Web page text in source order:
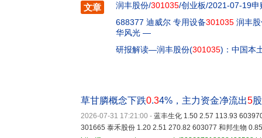
文章 润丰股份/301035/创业板/2021-07-19
688377 迪威尔 专用设备301035 润丰
华风光 —
研报解读—润丰股份(301035)：中国本
草甘膦概念下跌0.34%，主力资金净流出5股
2026-07-31 17:21:00 - 蓝丰生化 1.50 2.57 113.93
301665 泰禾股份 1.20 2.51 270.82 603077 和邦生物